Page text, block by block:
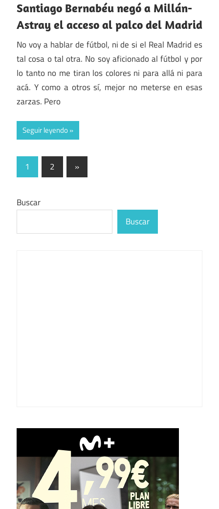
Santiago Bernabéu negó a Millán-
Astray el acceso al palco del Madrid
No voy a hablar de fútbol, ni de si el Real Madrid es
tal cosa o tal otra. No soy aficionado al fútbol y por
lo tanto no me tiran los colores ni para allá ni para
acá. Y como a otros sí, mejor no meterse en esas
zarzas. Pero
Seguir leyendo
Paginación
de
entradas
1 2
Entradas
siguientes
»
Buscar
Buscar